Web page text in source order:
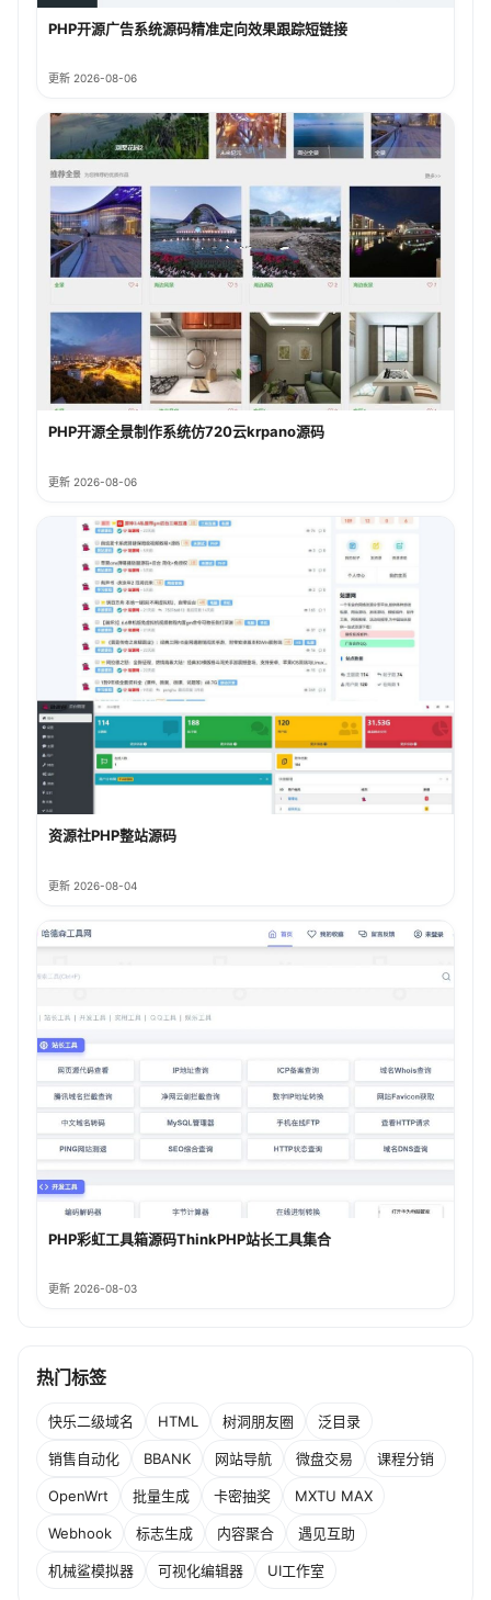
PHP开源广告系统源码精准定向效果跟踪短链接
更新 2026-08-06
PHP开源全景制作系统仿720云krpano源码
更新 2026-08-06
资源社PHP整站源码
更新 2026-08-04
PHP彩虹工具箱源码ThinkPHP站长工具集合
更新 2026-08-03
热门标签
快乐二级域名 HTML 树洞朋友圈 泛目录
销售自动化 BBANK 网站导航 微盘交易 课程分销
OpenWrt 批量生成 卡密抽奖 MXTU MAX
Webhook 标志生成 内容聚合 遇见互助
机械鲨模拟器 可视化编辑器 UI工作室